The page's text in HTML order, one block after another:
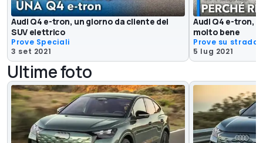
Audi Q4 e-tron, un giorno da cliente del
SUV elettrico
Prove Speciali
3 set 2021
Audi Q4 e-tron,
molto bene
Prove su strada
5 lug 2021
Ultime foto